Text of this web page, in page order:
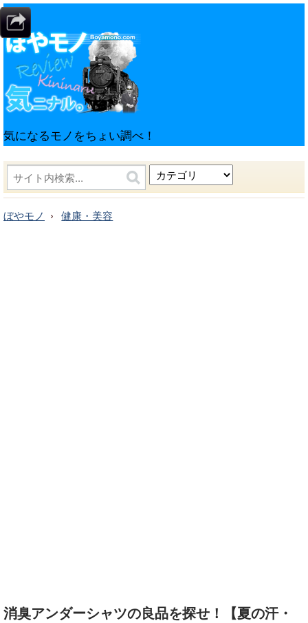
気になるモノをちょい調べ！
ぼやモノ 健康・美容
消臭アンダーシャツの良品を探せ！【夏の汗・